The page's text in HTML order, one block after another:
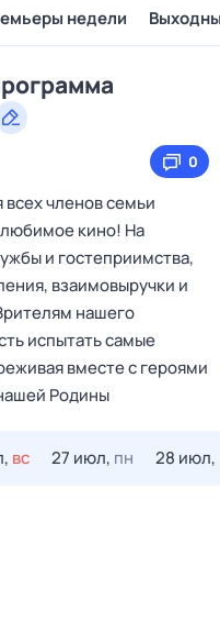
недели
0
членов семьи
кино! На
и гостеприимства,
взаимовыручки и
нашего
испытать самые
вместе с героями
Родины
вс 27 июл, пн 28 июл,